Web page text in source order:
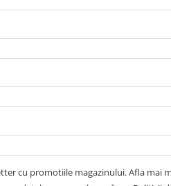
cu promotiile magazinului. Afla mai